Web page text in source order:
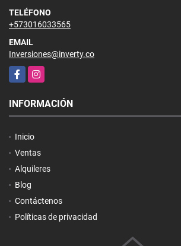
TELÉFONO
+573016033565
EMAIL
Inversiones@inverty.co
FacebookInstagram
INFORMACIÓN
Inicio
Ventas
Alquileres
Blog
Contáctenos
Políticas de privacidad